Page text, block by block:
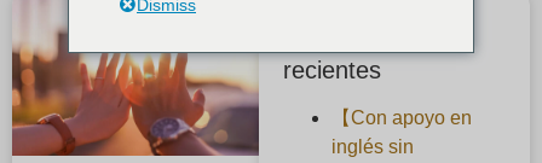
recientes
【Con apoyo en
inglés sin
Dismiss